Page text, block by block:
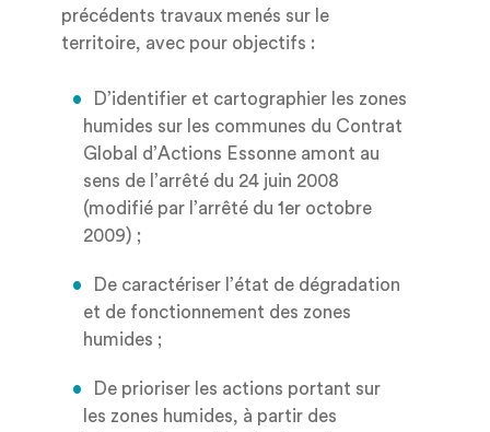
précédents travaux menés sur le
territoire, avec pour objectifs :
D’identifier et cartographier les zones
humides sur les communes du Contrat
Global d’Actions Essonne amont au
sens de l’arrêté du 24 juin 2008
(modifié par l’arrêté du 1er octobre
2009) ;
De caractériser l’état de dégradation
et de fonctionnement des zones
humides ;
De prioriser les actions portant sur
les zones humides, à partir des